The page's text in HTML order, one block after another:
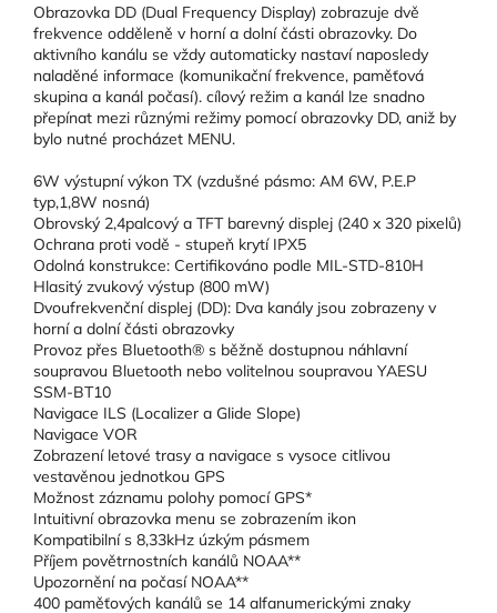
Obrazovka DD (Dual Frequency Display) zobrazuje dvě
frekvence odděleně v horní a dolní části obrazovky. Do
aktivního kanálu se vždy automaticky nastaví naposledy
naladěné informace (komunikační frekvence, paměťová
skupina a kanál počasí). cílový režim a kanál lze snadno
přepínat mezi různými režimy pomocí obrazovky DD, aniž by
bylo nutné procházet MENU.
6W výstupní výkon TX (vzdušné pásmo: AM 6W, P.E.P
typ,1,8W nosná)
Obrovský 2,4palcový a TFT barevný displej (240 x 320 pixelů)
Ochrana proti vodě - stupeň krytí IPX5
Odolná konstrukce: Certifikováno podle MIL-STD-810H
Hlasitý zvukový výstup (800 mW)
Dvoufrekvenční displej (DD): Dva kanály jsou zobrazeny v
horní a dolní části obrazovky
Provoz přes Bluetooth® s běžně dostupnou náhlavní
soupravou Bluetooth nebo volitelnou soupravou YAESU
SSM-BT10
Navigace ILS (Localizer a Glide Slope)
Navigace VOR
Zobrazení letové trasy a navigace s vysoce citlivou
vestavěnou jednotkou GPS
Možnost záznamu polohy pomocí GPS*
Intuitivní obrazovka menu se zobrazením ikon
Kompatibilní s 8,33kHz úzkým pásmem
Příjem povětrnostních kanálů NOAA**
Upozornění na počasí NOAA**
400 paměťových kanálů se 14 alfanumerickými znaky